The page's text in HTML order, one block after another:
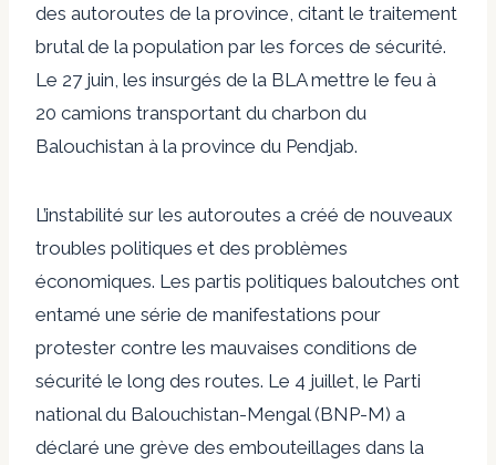
des autoroutes de la province , citant le traitement
brutal de la population par les forces de sécurité.
Le 27 juin, les insurgés de la BLAmettre le feu à
20 camions transportant du charbon du
Balouchistan à la province du Pendjab.
L’instabilité sur les autoroutes a créé de nouveaux
troubles politiques et des problèmes
économiques. Les partis politiques baloutches ont
entamé une série de manifestations pour
protester contre les mauvaises conditions de
sécurité le long des routes. Le 4 juillet, le Parti
national du Balouchistan-Mengal (BNP-M) a
déclaré une grève des embouteillages dans la